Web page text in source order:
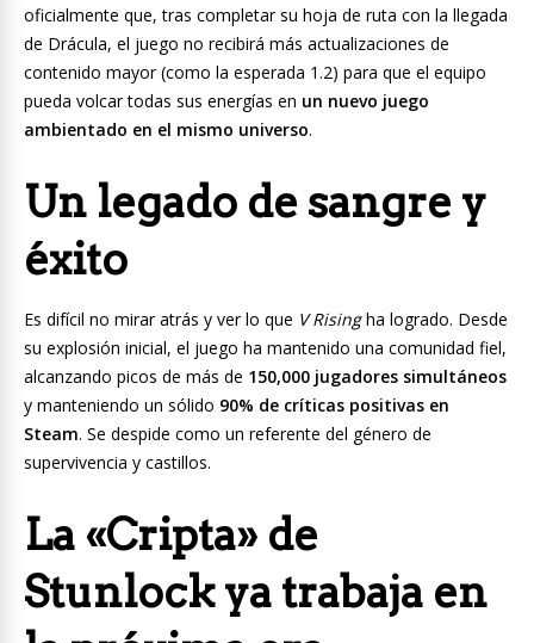
oficialmente que, tras completar su hoja de ruta con la llegada
de Drácula, el juego no recibirá más actualizaciones de
contenido mayor (como la esperada 1.2) para que el equipo
pueda volcar todas sus energías en un nuevo juego
ambientado en el mismo universo.
Un legado de sangre y
éxito
Es difícil no mirar atrás y ver lo que V Risingha logrado. Desde
su explosión inicial, el juego ha mantenido una comunidad fiel,
alcanzando picos de más de 150,000 jugadores simultáneos
y manteniendo un sólido 90% de críticas positivas en
Steam. Se despide como un referente del género de
supervivencia y castillos.
La «Cripta» de
Stunlock ya trabaja en